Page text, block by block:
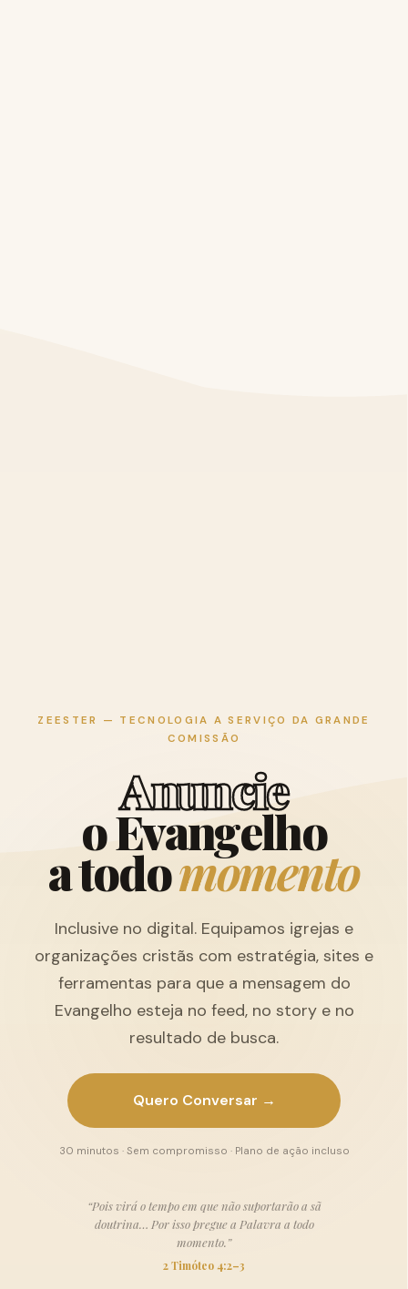
ZEESTER — TECNOLOGIA A SERVIÇO DA GRANDE
COMISSÃO
Anuncie
oEvangelho
atodomomento
Inclusive no digital. Equipamos igrejas e
organizações cristãs com estratégia, sites e
ferramentas para que a mensagem do
Evangelho esteja no feed, no story e no
resultado de busca.
Quero Conversar →
30 minutos · Sem compromisso · Plano de ação incluso
“Pois virá o tempo em que não suportarão a sã
doutrina… Por isso pregue a Palavra a todo
momento.”
2 Timóteo 4:2–3